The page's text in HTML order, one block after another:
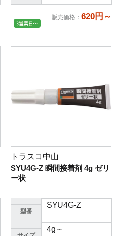
販売価格 ： 620円～
トラスコ中山
SYU4G-Z 瞬間接着剤 4g ゼリ
ー状
型番
SYU4G-Z
4g～